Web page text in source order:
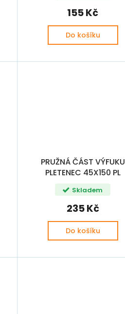
155 Kč
Do košíku
PRUŽNÁ ČÁST VÝFUKU
PLETENEC 45X150 PL
Skladem
235 Kč
Do košíku